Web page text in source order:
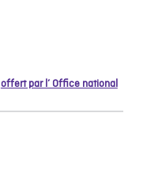
offert par l’ Office national